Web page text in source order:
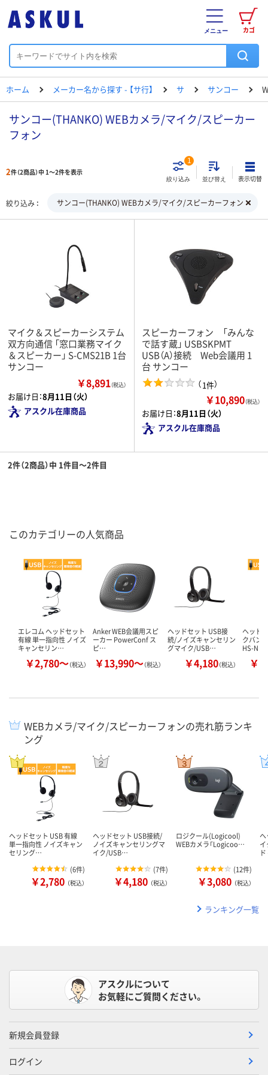
カゴ
メニュー
ホーム メーカー名から探す - 【サ行】 サ サンコー
サンコー(THANKO) WEBカメラ/マイク/スピーカー
フォン
2件（2商品）中 1～2件を表示
絞り込み
1
並び替え 表示切替
絞り込み サンコー(THANKO) WEBカメラ/マイク/スピーカーフォン
マイク＆スピーカーシステム
双方向通信 「窓口業務マイク
＆スピーカー」 S-CMS21B 1台
サンコー
￥8,891（税込）
お届け日：8月11日（火）
アスクル在庫商品
スピーカーフォン 「みんな
で話す蔵」 USBSKPMT
USB（A）接続 Web会議用 1
台 サンコー
（1件）
￥10,890（税込）
お届け日：8月11日（火）
アスクル在庫商品
2件（2商品）中 1件目～2件目
このカテゴリーの人気商品
エレコム ヘッドセット
有線 単一指向性 ノイズ
キャンセリン…
￥2,780～（税込）
Anker WEB会議用スピ
ーカー PowerConf ス
ピ…
￥13,990～（税込）
ヘッドセット USB接
続/ノイズキャンセリン
グマイク/USB…
￥4,180（税込）
ヘッド
クバン
HS-
￥
WEBカメラ/マイク/スピーカーフォンの売れ筋ランキ
ング
ヘッドセット USB 有線
単一指向性 ノイズキャン
セリング…
(6件)
￥2,780 （税込）
ヘッドセット USB接続/
ノイズキャンセリングマ
イク/USB…
(7件)
￥4,180 （税込）
ロジクール(Logicool)
WEBカメラ「Logicoo…
(12件)
￥3,080 （税込）
ランキング一覧
アスクルについて
お気軽にご質問ください。
新規会員登録
ログイン